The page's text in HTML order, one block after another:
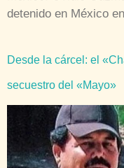
detenido en México
Desde la cárcel: el
secuestro del «Mayo»